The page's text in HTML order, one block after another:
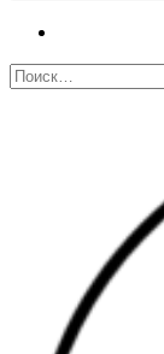
Найти: